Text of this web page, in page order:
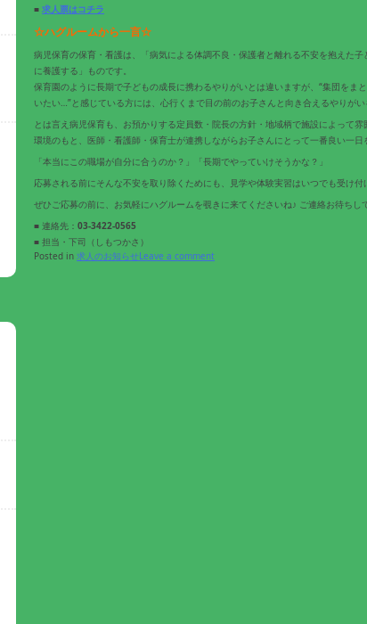
■ 求人票はコチラ
☆ハグルームから一言☆
病児保育の保育・看護は、「病気による体調不良・保護者と離れる不安を抱えた
に養護する」ものです。
保育園のように長期で子どもの成長に携わるやりがいとは違いますが、“集団をま
いたい…”と感じている方には、心行くまで目の前のお子さんと向き合えるやりがい
とは言え病児保育も、お預かりする定員数・院長の方針・地域柄で施設によって
環境のもと、医師・看護師・保育士が連携しながらお子さんにとって一番良い一日
「本当にこの職場が自分に合うのか？」「長期でやっていけそうかな？」
応募される前にそんな不安を取り除くためにも、見学や体験実習はいつでも受け付
ぜひご応募の前に、お気軽にハグルームを覗きに来てくださいね♪ ご連絡お待ちし
■ 連絡先： 03-3422-0565
■ 担当・下司（しもつかさ）
Posted in 求人のお知らせLeave a comment